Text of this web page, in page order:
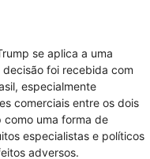
se aplica a uma
foi recebida com
especialmente
comerciais entre os dois
como uma forma de
especialistas e políticos
adversos.